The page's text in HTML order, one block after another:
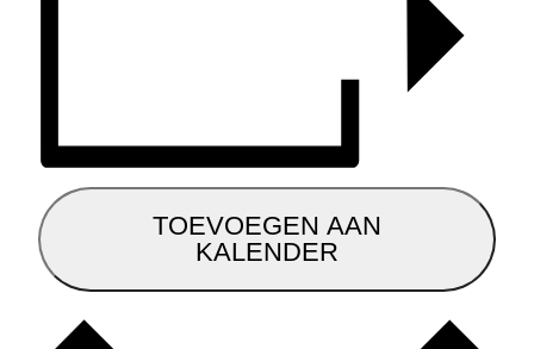
TOEVOEGEN AAN
KALENDER